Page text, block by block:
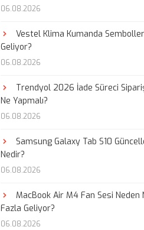
06.08.2026
Vestel Klima Kumanda
Geliyor?
06.08.2026
Trendyol 2026 İade Süreci
Ne Yapmalı?
06.08.2026
Samsung Galaxy Tab S10
Nedir?
06.08.2026
MacBook Air M4 Fan Sesi Neden
Fazla Geliyor?
06.08.2026